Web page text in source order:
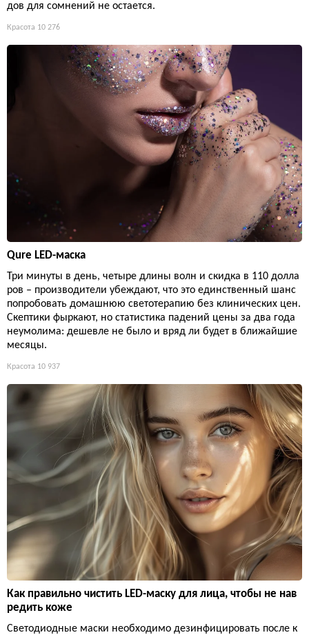
дов для сомнений не остается.
Красота 10 276
Qure LED-маска
Три минуты в день, четыре длины волн и скидка в 110 долла
ров – производители убеждают, что это единственный шанс
попробовать домашнюю светотерапию без клинических цен.
Скептики фыркают, но статистика падений цены за два года
неумолима: дешевле не было и вряд ли будет в ближайшие
месяцы.
Красота 10 937
Как правильно чистить LED-маску для лица, чтобы не нав
редить коже
Светодиодные маски необходимо дезинфицировать после к